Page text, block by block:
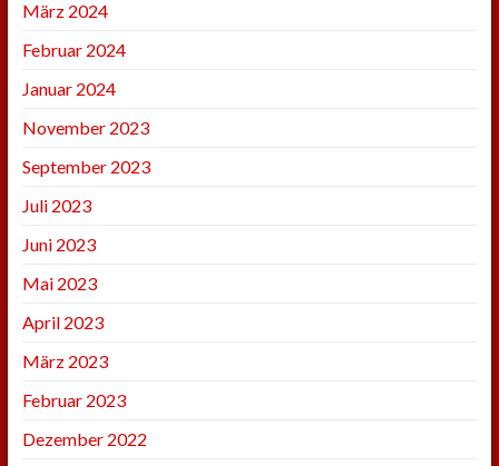
März 2024
Februar 2024
Januar 2024
November 2023
September 2023
Juli 2023
Juni 2023
Mai 2023
April 2023
März 2023
Februar 2023
Dezember 2022